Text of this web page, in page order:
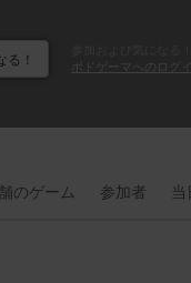
る！
ボドゲーマへのログイ
のゲーム 参加者 当